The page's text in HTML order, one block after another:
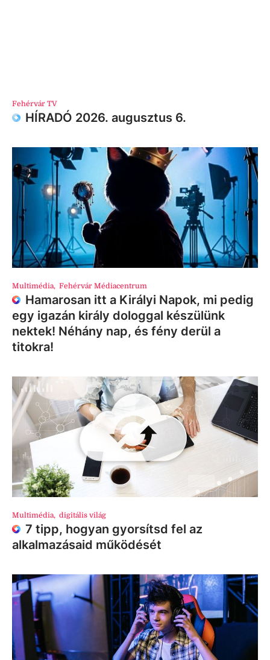
Fehérvár TV
HÍRADÓ 2026. augusztus 6.
Multimédia, Fehérvár Médiacentrum
Hamarosan itt a Királyi Napok, mi pedig
egy igazán király dologgal készülünk
nektek! Néhány nap, és fény derül a
titokra!
Multimédia, digitális világ
7 tipp, hogyan gyorsítsd fel az
alkalmazásaid működését